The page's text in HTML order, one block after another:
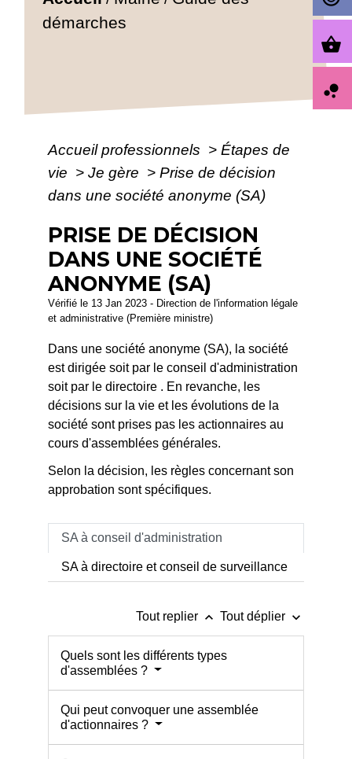
démarches
Accueil professionnels > Étapes de
vie > Je gère > Prise de décision
dans une société anonyme (SA)
PRISE DE DÉCISION
DANS UNE SOCIÉTÉ
ANONYME (SA)
Vérifié le 13 Jan 2023 - Direction de l'information légale
et administrative (Première ministre)
Dans une société anonyme (SA), la société
est dirigée soit par le conseil d'administration
soit par le directoire . En revanche, les
décisions sur la vie et les évolutions de la
société sont prises pas les actionnaires au
cours d'assemblées générales.
Selon la décision, les règles concernant son
approbation sont spécifiques.
SA à conseil d'administration
SA à directoire et conseil de surveillance
Tout replier keyboard_arrow_up Tout déplier keyboard_arrow_down
Quels sont les différents types
d'assemblées ?
Qui peut convoquer une assemblée
d'actionnaires ?
shopping_basket
bubble_chart